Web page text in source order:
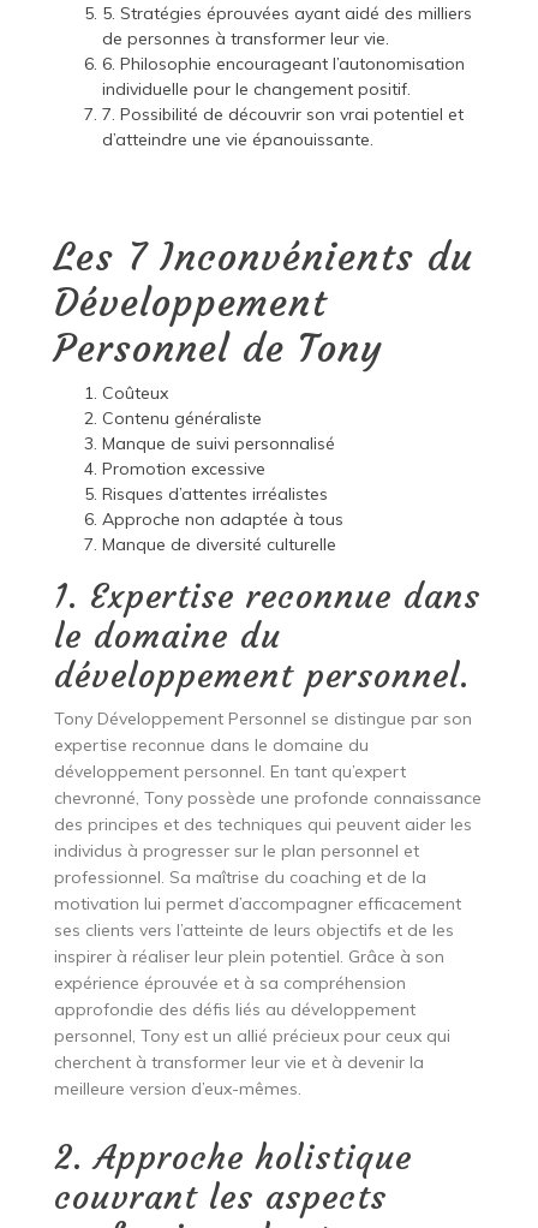
5. Stratégies éprouvées ayant aidé des milliers
de personnes à transformer leur vie.
6. Philosophie encourageant l’autonomisation
individuelle pour le changement positif.
7. Possibilité de découvrir son vrai potentiel et
d’atteindre une vie épanouissante.
Les 7 Inconvénients du
Développement
Personnel de Tony
Coûteux
Contenu généraliste
Manque de suivi personnalisé
Promotion excessive
Risques d’attentes irréalistes
Approche non adaptée à tous
Manque de diversité culturelle
1. Expertise reconnue dans
le domaine du
développement personnel.
Tony Développement Personnel se distingue par son
expertise reconnue dans le domaine du
développement personnel. En tant qu’expert
chevronné, Tony possède une profonde connaissance
des principes et des techniques qui peuvent aider les
individus à progresser sur le plan personnel et
professionnel. Sa maîtrise du coaching et de la
motivation lui permet d’accompagner efficacement
ses clients vers l’atteinte de leurs objectifs et de les
inspirer à réaliser leur plein potentiel. Grâce à son
expérience éprouvée et à sa compréhension
approfondie des défis liés au développement
personnel, Tony est un allié précieux pour ceux qui
cherchent à transformer leur vie et à devenir la
meilleure version d’eux-mêmes.
2. Approche holistique
couvrant les aspects